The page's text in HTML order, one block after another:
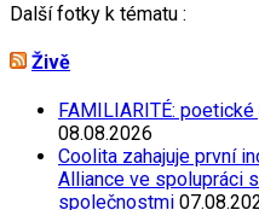
Další fotky k tématu :
Živě
FAMILIARITÉ:
08.08.2026
Coolita zahajuje první
Alliance ve spolupráci
společnostmi